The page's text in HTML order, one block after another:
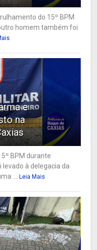
do 15º BPM
homem também foi
e
na
BPM durante
à delegacia da
...
Leia Mais